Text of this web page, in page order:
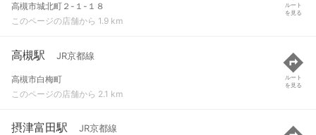
高槻市城北町２-１-１８
このページの店舗から 1.9 km
ルート
を見る
高槻駅 JR京都線
高槻市白梅町
このページの店舗から 2.1 km
ルート
を見る
摂津富田駅 JR京都線